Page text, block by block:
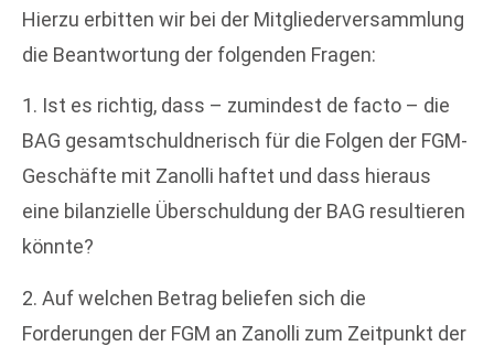
Hierzu erbitten wir bei der Mitgliederversammlung
die Beantwortung der folgenden Fragen:
1. Ist es richtig, dass – zumindest de facto – die
BAG gesamtschuldnerisch für die Folgen der FGM-
Geschäfte mit Zanolli haftet und dass hieraus
eine bilanzielle Überschuldung der BAG resultieren
könnte?
2. Auf welchen Betrag beliefen sich die
Forderungen der FGM an Zanolli zum Zeitpunkt der